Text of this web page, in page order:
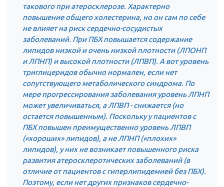
такового при атеросклерозе. Характерно
повышение общего холестерина, но он сам по себе
не влияет на риск сердечно-сосудистых
заболеваний. При ПБХ повышается содержание
липидов низкой и очень низкой плотности (ЛПОНП
и ЛПНП) и высокой плотности (ЛПВП). А вот уровень
триглицеридов обычно нормален, если нет
сопутствующего метаболического синдрома. По
мере прогрессирования заболевания уровень ЛПНП
может увеличиваться, а ЛПВП - снижается (но
остается повышенным). Поскольку у пациентов с
ПБХ повышен преимущественно уровень ЛПВП
(«хороших» липидов), а не ЛПНП («плохих»
липидов), у них не возникает повышенного риска
развития атеросклеротических заболеваний (в
отличие от пациентов с гиперлипидемией без ПБХ).
Поэтому, если нет других признаков сердечно-